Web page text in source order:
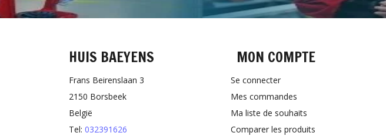
HUIS BAEYENS
Frans Beirenslaan 3
2150 Borsbeek
België
Tel: 032391626
MON COMPTE
Se connecter
Mes commandes
Ma liste de souhaits
Comparer les produits